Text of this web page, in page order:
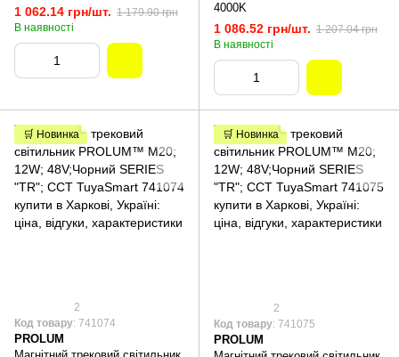
1 062.14 грн/шт. 1 179.90 грн
В наявності
4000K
1 086.52 грн/шт. 1 207.04 грн
В наявності
🛒 Новинка
2
Код товару: 741074
PROLUM
🛒 Новинка
2
Код товару: 741075
PROLUM